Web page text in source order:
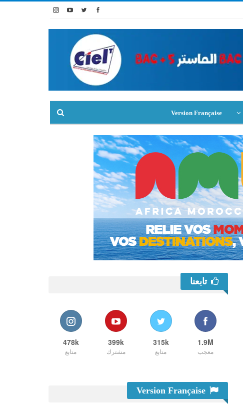
Version Française
تابعنا
1.9M
معجب
315k
متابع
399k
مشترك
478k
متابع